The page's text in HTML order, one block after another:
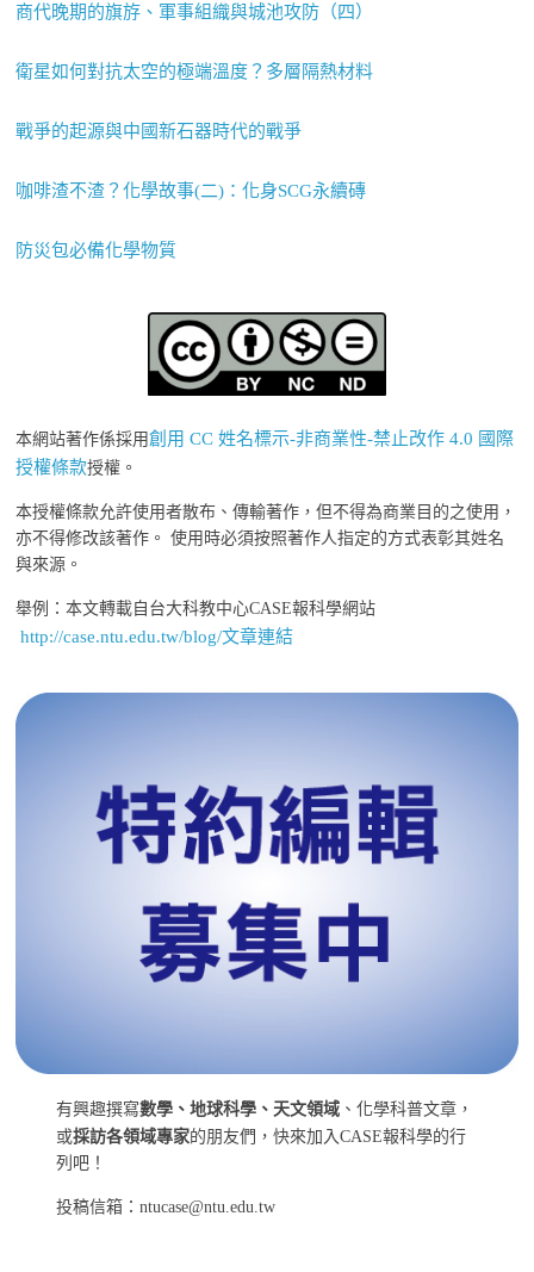
商代晚期的旗斿、軍事組織與城池攻防（四）
衛星如何對抗太空的極端溫度？多層隔熱材料
戰爭的起源與中國新石器時代的戰爭
咖啡渣不渣？化學故事(二)：化身SCG永續磚
防災包必備化學物質
本網站著作係採用創用 CC 姓名標示-非商業性-禁止改作 4.0 國際
授權條款授權。
本授權條款允許使用者散布、傳輸著作，但不得為商業目的之使用，
亦不得修改該著作。 使用時必須按照著作人指定的方式表彰其姓名
與來源。
舉例：本文轉載自台大科教中心CASE報科學網站
http://case.ntu.edu.tw/blog/文章連結
有興趣撰寫數學、地球科學、天文領域 、化學科普文章，
或採訪各領域專家的朋友們，快來加入CASE報科學的行
列吧！
投稿信箱：ntucase@ntu.edu.tw